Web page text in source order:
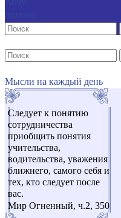
Мысли на каждый день
Следует к понятию
сотрудничества
приобщить понятия
учительства,
водительства, уважения
ближнего, самого себя и
тех, кто следует после
вас.
Мир Огненный, ч.2, 350